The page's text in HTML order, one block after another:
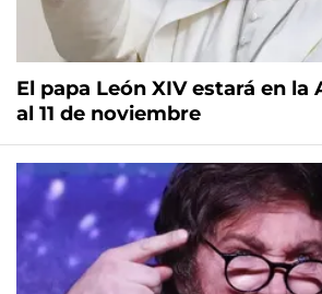
El papa León XIV estará en
al 11 de noviembre